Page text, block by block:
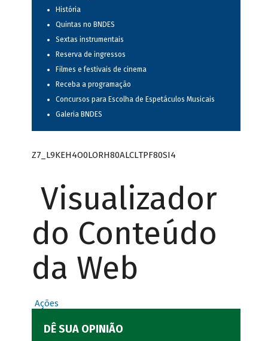
História
Quintas no BNDES
Sextas instrumentais
Reserva de ingressos
Filmes e festivais de cinema
Receba a programação
Concursos para Escolha de Espetáculos Musicais
Galeria BNDES
Z7_L9KEH4O0LORH80ALCLTPF80SI4
Visualizador
do Conteúdo
da Web
Ações
DÊ SUA OPINIÃO